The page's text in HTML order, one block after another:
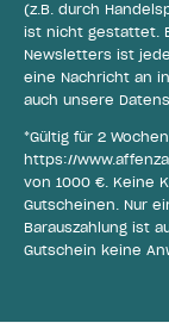
(z.B. durch
ist nicht gestattet.
Newsletters ist
eine Nachricht an
auch unsere
*Gültig für 2
https://
von 1000 €. Keine
Gutscheinen. Nur
Barauszahlung ist
Gutschein keine